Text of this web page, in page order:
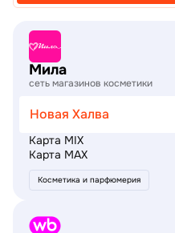
Подробнее
Мила
сеть магазинов косметики
Карта MIX
Карта MAX
Новая Халва
Косметика и парфюмерия